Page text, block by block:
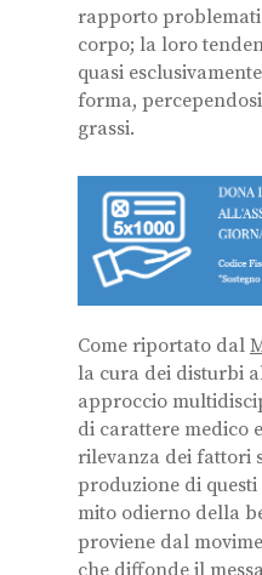
rapporto
corpo; la loro
quasi
forma,
grassi.
Come riportato dal
la cura dei disturbi
approccio
di carattere medico
rilevanza dei fattori
produzione di
mito odierno della
proviene dal
che diffonde il